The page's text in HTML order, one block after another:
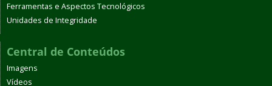
Ferramentas e Aspectos Tecnológicos
Unidades de Integridade
Central de Conteúdos
Imagens
Vídeos